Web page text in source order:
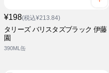
¥198(税込¥213.84)
タリーズ バリスタズブラック 伊藤
園
390ML缶